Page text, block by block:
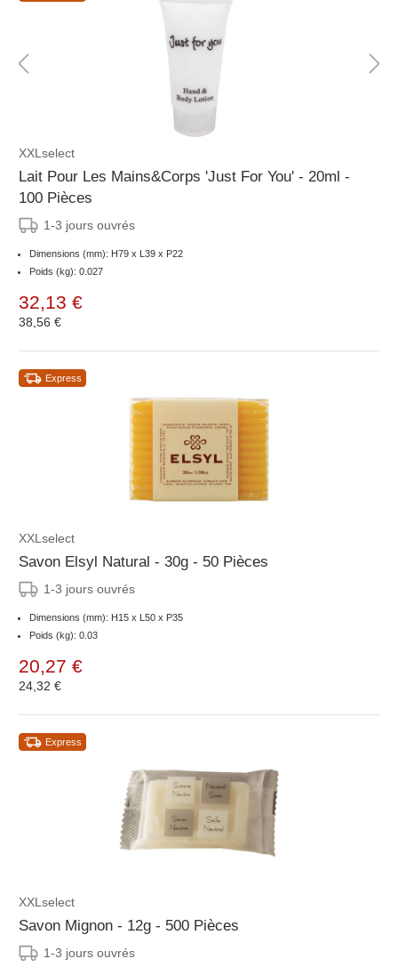
XXLselect
Lait Pour Les Mains&Corps 'Just For You' - 20ml -
100 Pièces
1-3 jours ouvrés
Dimensions (mm): H79 x L39 x P22
Poids (kg): 0.027
32,13 €
38,56 €
Express
XXLselect
Savon Elsyl Natural - 30g - 50 Pièces
1-3 jours ouvrés
Dimensions (mm): H15 x L50 x P35
Poids (kg): 0.03
20,27 €
24,32 €
Express
XXLselect
Savon Mignon - 12g - 500 Pièces
1-3 jours ouvrés